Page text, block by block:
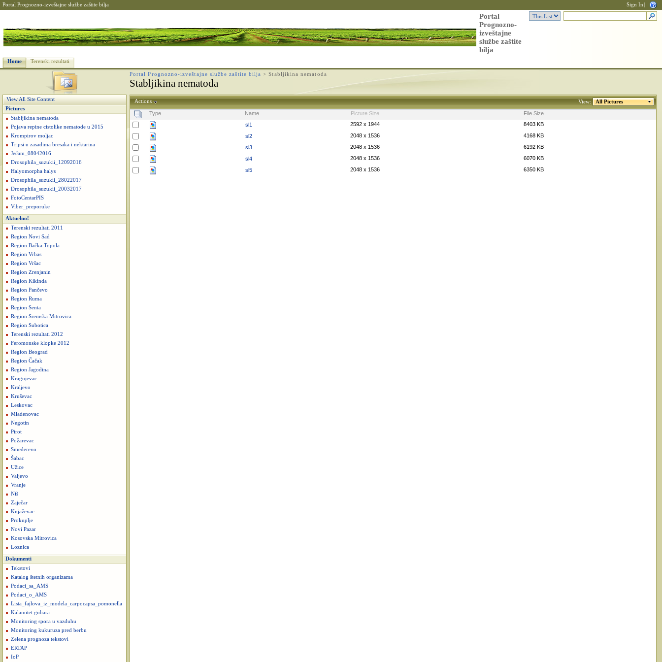
Portal Prognozno-izveštajne službe zaštite bilja Sign In
Portal
Prognozno-
izveštajne
službe zaštite
bilja
Home Terenski rezultati
Portal Prognozno-izveštajne službe zaštite bilja >Stabljikina nematoda
Stabljikina nematoda
View All Site Content
Pictures
Stabljikina nematoda
Pojava repine cistolike nematode u 2015
Krompirov moljac
Tripsi u zasadima bresaka i nektarina
Ječam_08042016
Drosophila_suzukii_12092016
Halyomorpha halys
Drosophila_suzukii_28022017
Drosophila_suzukii_20032017
FotoCentarPIS
Viber_preporuke
Aktuelno!
Terenski rezultati 2011
Region Novi Sad
Region Bačka Topola
Region Vrbas
Region Vršac
Region Zrenjanin
Region Kikinda
Region Pančevo
Region Ruma
Region Senta
Region Sremska Mitrovica
Region Subotica
Terenski rezultati 2012
Feromonske klopke 2012
Region Beograd
Region Čačak
Region Jagodina
Kragujevac
Kraljevo
Kruševac
Leskovac
Mladenovac
Negotin
Pirot
Požarevac
Smederevo
Šabac
Užice
Valjevo
Vranje
Niš
Zaječar
Knjaževac
Prokuplje
Novi Pazar
Kosovska Mitrovica
Loznica
Dokumenti
Tekstovi
Katalog štetnih organizama
Podaci_sa_AMS
Podaci_o_AMS
Lista_fajlova_iz_modela_carpocapsa_pomonella
Kalamitet gubara
Monitoring spora u vazduhu
Monitoring kukuruza pred berbu
Zelena prognoza tekstovi
ERTAP
IoP
Actions View: All Pictures
Type Name Picture Size
File Size
sl1
2592 x 1944
8403 KB
sl2
2048 x 1536
4168 KB
sl3
2048 x 1536
6192 KB
sl4
2048 x 1536
6070 KB
sl5
2048 x 1536 6350 KB